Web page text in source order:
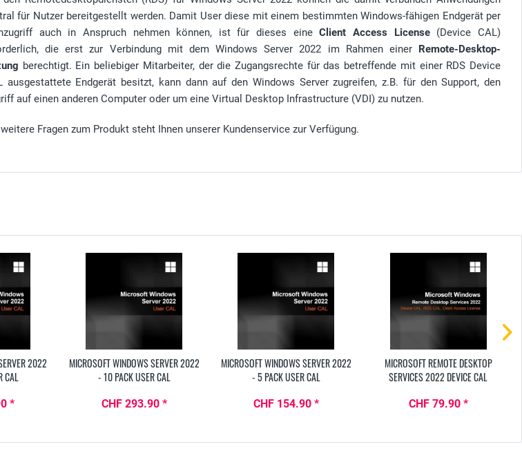
für Nutzer bereitgestellt werden. Damit User diese mit einem bestimmten Windows-fähigen Endgerät per
auch in Anspruch nehmen können, ist für dieses eineClient Access License(Device CAL)
die erst zur Verbindung mit dem Windows Server 2022 im Rahmen einer Remote-Desktop-
berechtigt. Ein beliebiger Mitarbeiter, der die Zugangsrechte für das betreffende mit einer RDS Device
ausgestattete Endgerät besitzt, kann dann auf den Windows Server zugreifen, z.B. für den Support, den
auf einen anderen Computer oder um eine Virtual Desktop Infrastructure (VDI) zu nutzen.
Fragen zum Produkt steht Ihnen unserer Kundenservice zur Verfügung.
2022
CAL
*
MICROSOFT WINDOWS SERVER 2022
- 10 PACK USER CAL
CHF 293.90 *
MICROSOFT WINDOWS SERVER 2022
- 5 PACK USER CAL
CHF 154.90 *
MICROSOFT REMOTE DESKTOP
SERVICES 2022 DEVICE CAL
CHF 79.90 *